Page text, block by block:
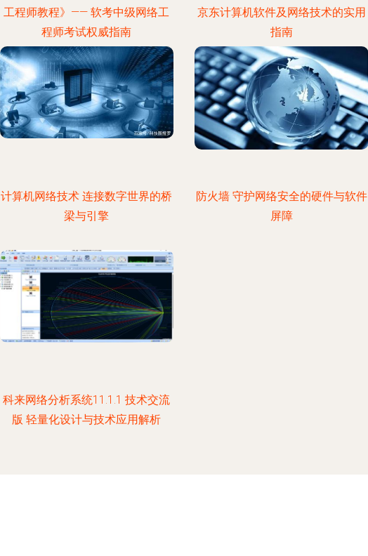
工程师教程》—— 软考中级网络工
程师考试权威指南
京东计算机软件及网络技术的实用
指南
计算机网络技术 连接数字世界的桥
梁与引擎
防火墙 守护网络安全的硬件与软件
屏障
科来网络分析系统11.1.1 技术交流
版 轻量化设计与技术应用解析